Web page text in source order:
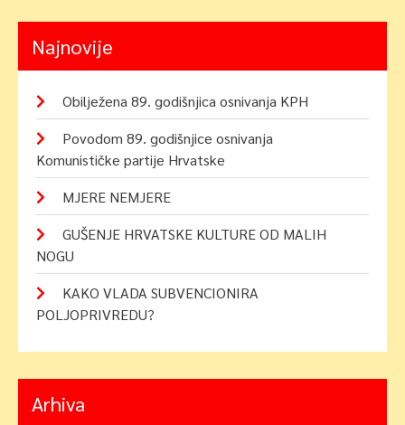
Najnovije
Obilježena 89. godišnjica osnivanja KPH
Povodom 89. godišnjice osnivanja
Komunističke partije Hrvatske
MJERE NEMJERE
GUŠENJE HRVATSKE KULTURE OD MALIH
NOGU
KAKO VLADA SUBVENCIONIRA
POLJOPRIVREDU?
Arhiva